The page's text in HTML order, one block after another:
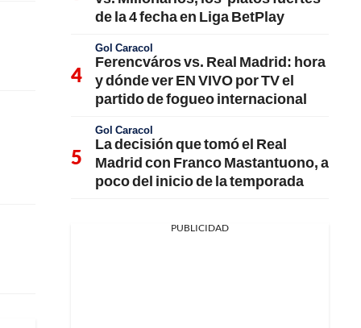
de la 4 fecha en Liga BetPlay
Gol Caracol
Ferencváros vs. Real Madrid: hora
y dónde ver EN VIVO por TV el
partido de fogueo internacional
Gol Caracol
La decisión que tomó el Real
Madrid con Franco Mastantuono, a
poco del inicio de la temporada
PUBLICIDAD